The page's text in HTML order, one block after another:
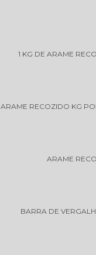
1 KG DE ARAME
ARAME RECOZIDO KG
ARAME
BARRA DE